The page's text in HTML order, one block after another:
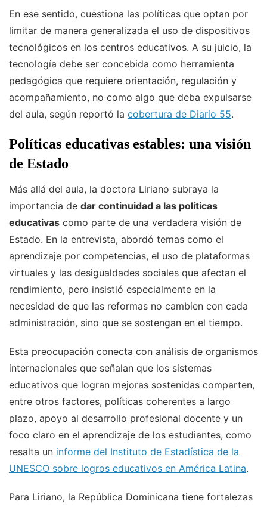
En ese sentido, cuestiona las políticas que optan por
limitar de manera generalizada el uso de dispositivos
tecnológicos en los centros educativos. A su juicio, la
tecnología debe ser concebida como herramienta
pedagógica que requiere orientación, regulación y
acompañamiento, no como algo que deba expulsarse
del aula, según reportó la cobertura de Diario 55.
Políticas educativas estables: una visión
de Estado
Más allá del aula, la doctora Liriano subraya la
importancia de dar continuidad a las políticas
educativas como parte de una verdadera visión de
Estado. En la entrevista, abordó temas como el
aprendizaje por competencias, el uso de plataformas
virtuales y las desigualdades sociales que afectan el
rendimiento, pero insistió especialmente en la
necesidad de que las reformas no cambien con cada
administración, sino que se sostengan en el tiempo.
Esta preocupación conecta con análisis de organismos
internacionales que señalan que los sistemas
educativos que logran mejoras sostenidas comparten,
entre otros factores, políticas coherentes a largo
plazo, apoyo al desarrollo profesional docente y un
foco claro en el aprendizaje de los estudiantes, como
resalta un informe del Instituto de Estadística de la
UNESCO sobre logros educativos en América Latina.
Para Liriano, la República Dominicana tiene fortalezas